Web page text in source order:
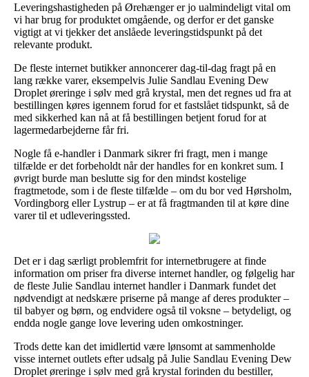
Leveringshastigheden på Ørehænger er jo ualmindeligt vital om
vi har brug for produktet omgående, og derfor er det ganske
vigtigt at vi tjekker det anslåede leveringstidspunkt på det
relevante produkt.
De fleste internet butikker annoncerer dag-til-dag fragt på en
lang række varer, eksempelvis Julie Sandlau Evening Dew
Droplet øreringe i sølv med grå krystal, men det regnes ud fra at
bestillingen køres igennem forud for et fastslået tidspunkt, så de
med sikkerhed kan nå at få bestillingen betjent forud for at
lagermedarbejderne får fri.
Nogle få e-handler i Danmark sikrer fri fragt, men i mange
tilfælde er det forbeholdt når der handles for en konkret sum. I
øvrigt burde man beslutte sig for den mindst kostelige
fragtmetode, som i de fleste tilfælde – om du bor ved Hørsholm,
Vordingborg eller Lystrup – er at få fragtmanden til at køre dine
varer til et udleveringssted.
Det er i dag særligt problemfrit for internetbrugere at finde
information om priser fra diverse internet handler, og følgelig har
de fleste Julie Sandlau internet handler i Danmark fundet det
nødvendigt at nedskære priserne på mange af deres produkter –
til babyer og børn, og endvidere også til voksne – betydeligt, og
endda nogle gange love levering uden omkostninger.
Trods dette kan det imidlertid være lønsomt at sammenholde
visse internet outlets efter udsalg på Julie Sandlau Evening Dew
Droplet øreringe i sølv med grå krystal forinden du bestiller,